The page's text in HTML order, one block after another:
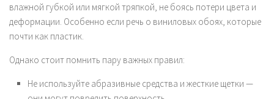
влажной губкой или мягкой тряпкой, не боясь потери цвета и
деформации. Особенно если речь о виниловых обоях, которые
почти как пластик.
Однако стоит помнить пару важных правил:
Не используйте абразивные средства и жесткие щетки —